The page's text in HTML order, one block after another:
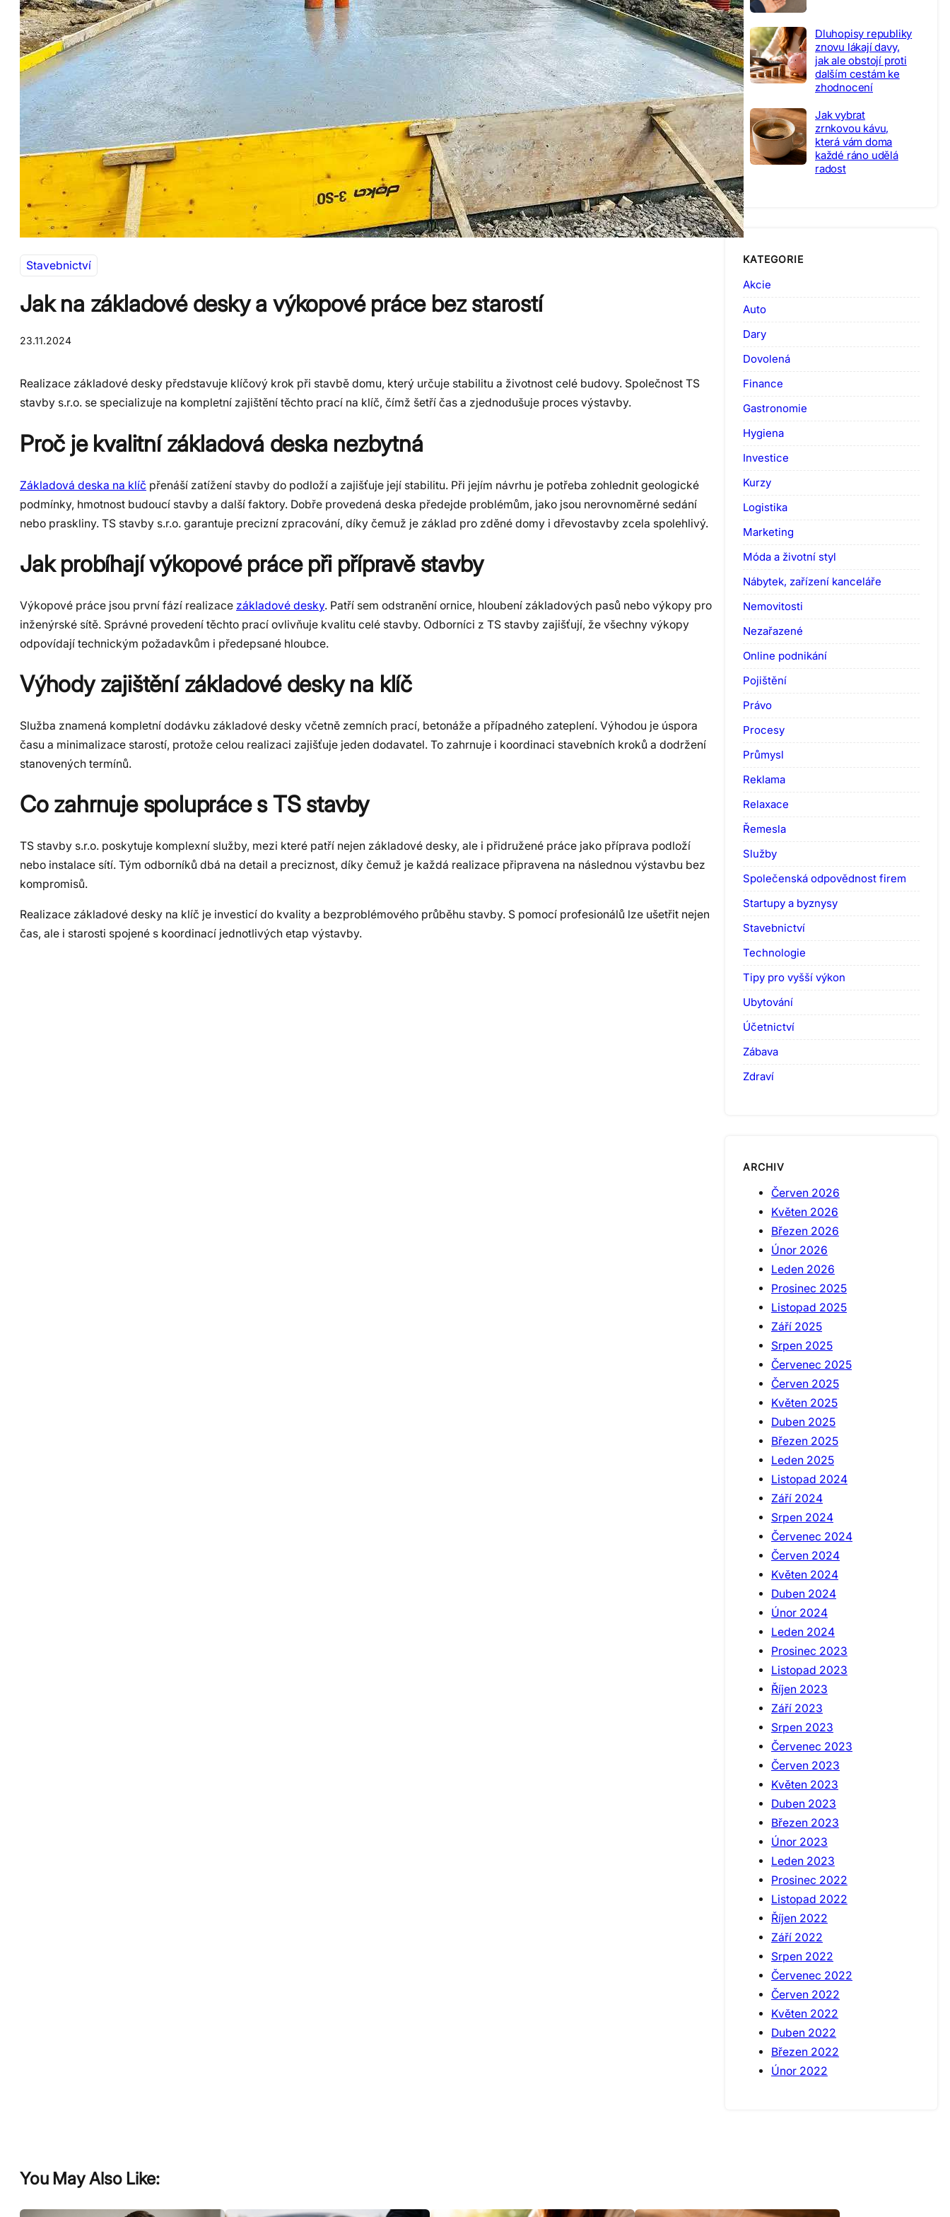
Stavebnictví
Jak na základové desky a výkopové práce bez starostí
23.11.2024
Realizace základové desky představuje klíčový krok při stavbě domu, který určuje stabilitu a životnost celé budovy. Společnost TS
stavby s.r.o. se specializuje na kompletní zajištění těchto prací na klíč, čímž šetří čas a zjednodušuje proces výstavby.
Proč je kvalitní základová deska nezbytná
Základová deska na klíč přenáší zatížení stavby do podloží a zajišťuje její stabilitu. Při jejím návrhu je potřeba zohlednit geologické
podmínky, hmotnost budoucí stavby a další faktory. Dobře provedená deska předejde problémům, jako jsou nerovnoměrné sedání
nebo praskliny. TS stavby s.r.o. garantuje precizní zpracování, díky čemuž je základ pro zděné domy i dřevostavby zcela spolehlivý.
Jak probíhají výkopové práce při přípravě stavby
Výkopové práce jsou první fází realizace základové desky. Patří sem odstranění ornice, hloubení základových pasů nebo výkopy pro
inženýrské sítě. Správné provedení těchto prací ovlivňuje kvalitu celé stavby. Odborníci z TS stavby zajišťují, že všechny výkopy
odpovídají technickým požadavkům i předepsané hloubce.
Výhody zajištění základové desky na klíč
Služba znamená kompletní dodávku základové desky včetně zemních prací, betonáže a případného zateplení. Výhodou je úspora
času a minimalizace starostí, protože celou realizaci zajišťuje jeden dodavatel. To zahrnuje i koordinaci stavebních kroků a dodržení
stanovených termínů.
Co zahrnuje spolupráce s TS stavby
TS stavby s.r.o. poskytuje komplexní služby, mezi které patří nejen základové desky, ale i přidružené práce jako příprava podloží
nebo instalace sítí. Tým odborníků dbá na detail a preciznost, díky čemuž je každá realizace připravena na následnou výstavbu bez
kompromisů.
Realizace základové desky na klíč je investicí do kvality a bezproblémového průběhu stavby. S pomocí profesionálů lze ušetřit nejen
čas, ale i starosti spojené s koordinací jednotlivých etap výstavby.
Dluhopisy republiky
znovu lákají davy,
jak ale obstojí proti
dalším cestám ke
zhodnocení
Jak vybrat
zrnkovou kávu,
která vám doma
každé ráno udělá
radost
KATEGORIE
Akcie
Auto
Dary
Dovolená
Finance
Gastronomie
Hygiena
Investice
Kurzy
Logistika
Marketing
Móda a životní styl
Nábytek, zařízení kanceláře
Nemovitosti
Nezařazené
Online podnikání
Pojištění
Právo
Procesy
Průmysl
Reklama
Relaxace
Řemesla
Služby
Společenská odpovědnost firem
Startupy a byznysy
Stavebnictví
Technologie
Tipy pro vyšší výkon
Ubytování
Účetnictví
Zábava
Zdraví
ARCHIV
Červen 2026
Květen 2026
Březen 2026
Únor 2026
Leden 2026
Prosinec 2025
Listopad 2025
Září 2025
Srpen 2025
Červenec 2025
Červen 2025
Květen 2025
Duben 2025
Březen 2025
Leden 2025
Listopad 2024
Září 2024
Srpen 2024
Červenec 2024
Červen 2024
Květen 2024
Duben 2024
Únor 2024
Leden 2024
Prosinec 2023
Listopad 2023
Říjen 2023
Září 2023
Srpen 2023
Červenec 2023
Červen 2023
Květen 2023
Duben 2023
Březen 2023
Únor 2023
Leden 2023
Prosinec 2022
Listopad 2022
Říjen 2022
Září 2022
Srpen 2022
Červenec 2022
Červen 2022
Květen 2022
Duben 2022
Březen 2022
Únor 2022
You May Also Like: